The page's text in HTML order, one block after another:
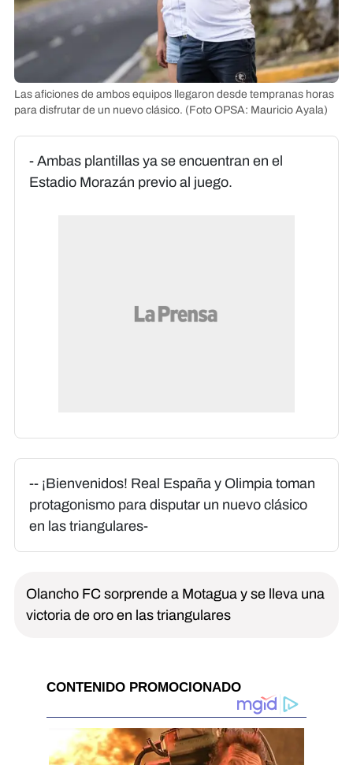
Las aficiones de ambos equipos llegaron desde tempranas horas
para disfrutar de un nuevo clásico. (Foto OPSA: Mauricio Ayala)
- Ambas plantillas ya se encuentran en el
Estadio Morazán previo al juego.
-- ¡Bienvenidos! Real España y Olimpia toman
protagonismo para disputar un nuevo clásico
en las triangulares-
Olancho FC sorprende a Motagua y se lleva una
victoria de oro en las triangulares